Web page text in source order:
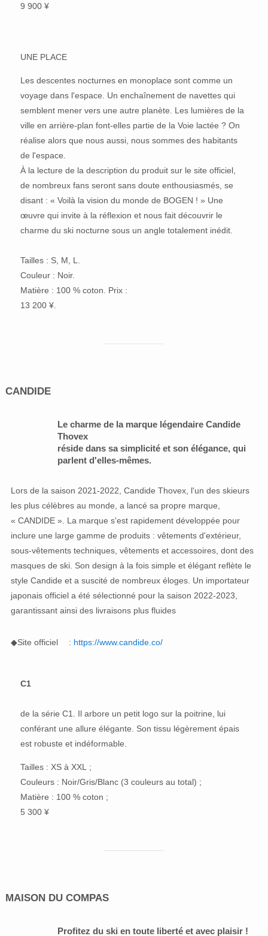
9 900 ¥
UNE PLACE
Les descentes nocturnes en monoplace sont comme un
voyage dans l'espace. Un enchaînement de navettes qui
semblent mener vers une autre planète. Les lumières de la
ville en arrière-plan font-elles partie de la Voie lactée ? On
réalise alors que nous aussi, nous sommes des habitants
de l'espace.
À la lecture de la description du produit sur le site officiel,
de nombreux fans seront sans doute enthousiasmés, se
disant : « Voilà la vision du monde de BOGEN ! » Une
œuvre qui invite à la réflexion et nous fait découvrir le
charme du ski nocturne sous un angle totalement inédit.
Tailles : S, M, L.
Couleur : Noir.
Matière : 100 % coton. Prix :
13 200 ¥.
CANDIDE
Le charme de la marque légendaire Candide
Thovex
réside dans sa simplicité et son élégance, qui
parlent d'elles-mêmes.
Lors de la saison 2021-2022, Candide Thovex, l'un des skieurs
les plus célèbres au monde, a lancé sa propre marque,
« CANDIDE ». La marque s'est rapidement développée pour
inclure une large gamme de produits : vêtements d'extérieur,
sous-vêtements techniques, vêtements et accessoires, dont des
masques de ski. Son design à la fois simple et élégant reflète le
style Candide et a suscité de nombreux éloges. Un importateur
japonais officiel a été sélectionné pour la saison 2022-2023,
garantissant ainsi des livraisons plus fluides
◆Site officiel : https://www.candide.co/
C1
de la série C1. Il arbore un petit logo sur la poitrine, lui
conférant une allure élégante. Son tissu légèrement épais
est robuste et indéformable.
Tailles : XS à XXL ;
Couleurs : Noir/Gris/Blanc (3 couleurs au total) ;
Matière : 100 % coton ;
5 300 ¥
MAISON DU COMPAS
Profitez du ski en toute liberté et avec plaisir !